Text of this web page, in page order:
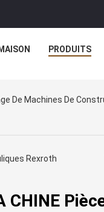
MAISON PRODUITS
De Machines De
Rexroth
CHINE